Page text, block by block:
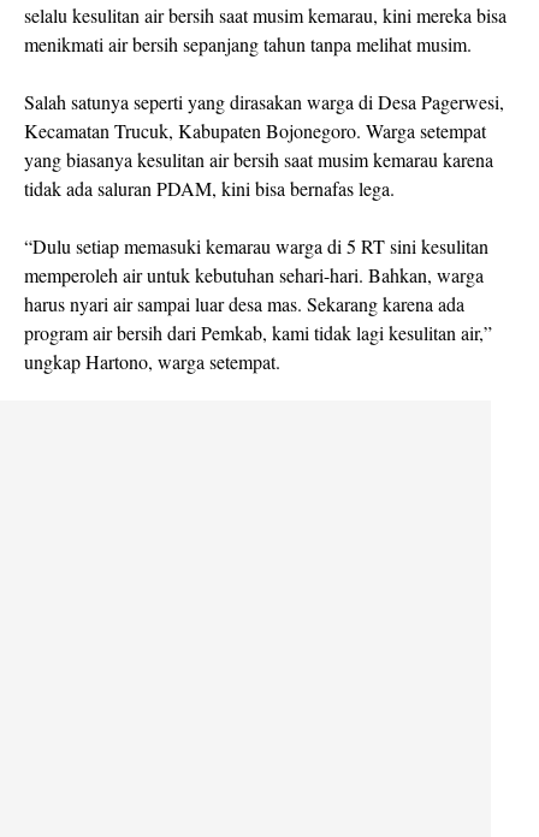
selalu kesulitan air bersih saat musim kemarau, kini mereka bisa
menikmati air bersih sepanjang tahun tanpa melihat musim.
Salah satunya seperti yang dirasakan warga di Desa Pagerwesi,
Kecamatan Trucuk, Kabupaten Bojonegoro. Warga setempat
yang biasanya kesulitan air bersih saat musim kemarau karena
tidak ada saluran PDAM, kini bisa bernafas lega.
“Dulu setiap memasuki kemarau warga di 5 RT sini kesulitan
memperoleh air untuk kebutuhan sehari-hari. Bahkan, warga
harus nyari air sampai luar desa mas. Sekarang karena ada
program air bersih dari Pemkab, kami tidak lagi kesulitan air,”
ungkap Hartono, warga setempat.